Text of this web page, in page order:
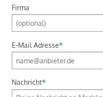
Firma
E-Mail Adresse*
Nachricht*